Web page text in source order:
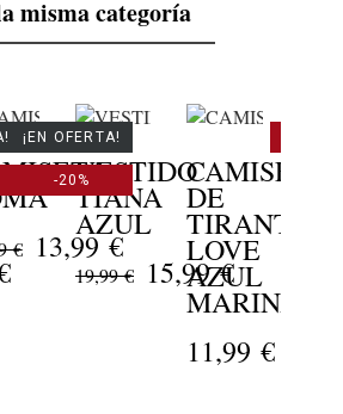
misma categoría
€ 13,99 €
VESTIDO
TIANA
AZUL
19,99 € 15,99 €
¡EN OFERTA!
-20% CAMISETA
DE
TIRANTES
LOVE
AZUL
MARINA
11,99 €